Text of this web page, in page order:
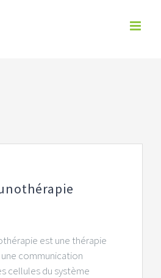
est une thérapie
communication
cellules du système